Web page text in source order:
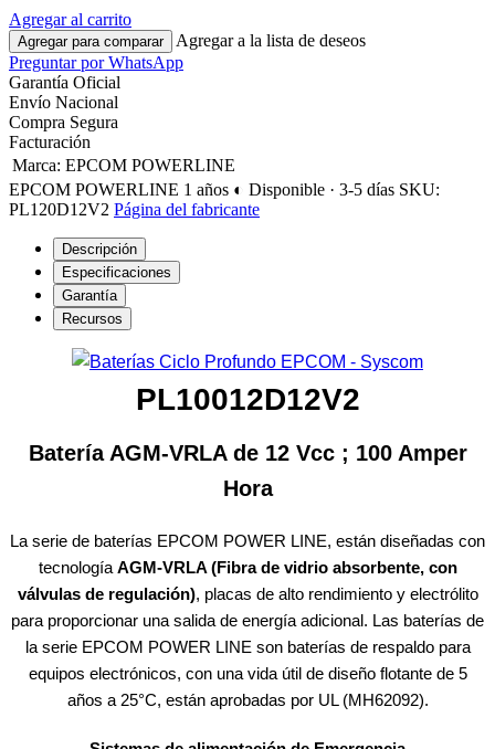
Agregar al carrito
Agregar para comparar
Agregar a la lista de deseos
Preguntar por WhatsApp
Garantía Oficial
Envío Nacional
Compra Segura
Facturación
Marca: EPCOM POWERLINE
EPCOM POWERLINE 1 años ◐ Disponible · 3-5 días SKU:
PL120D12V2 Página del fabricante
Descripción
Especificaciones
Garantía
Recursos
PL10012D12V2
Batería AGM-VRLA de 12 Vcc ; 100 Amper
Hora
La serie de baterías EPCOM POWER LINE, están diseñadas con
tecnología AGM-VRLA (Fibra de vidrio absorbente, con
válvulas de regulación), placas de alto rendimiento y electrólito
para proporcionar una salida de energía adicional. Las baterías de
la serie EPCOM POWER LINE son baterías de respaldo para
equipos electrónicos, con una vida útil de diseño flotante de 5
años a 25°C, están aprobadas por UL (MH62092).